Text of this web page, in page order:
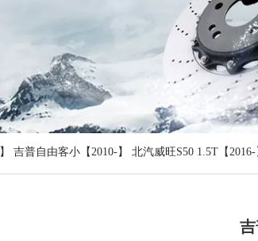
吉普自由客小【2010-】 北汽威旺S50 1.5T【